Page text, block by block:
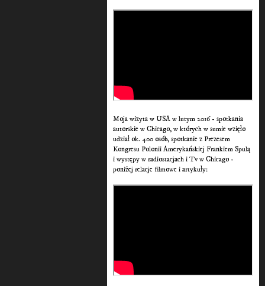
Moja wizyta w USA w lutym 2016 - spotkania
autorskie w Chicago, w których w sumie wzięło
udział ok. 400 osób, spotkanie z Prezesem
Kongresu Polonii Amerykańskiej Frankiem Spulą
i występy w radiostacjach i Tv w Chicago -
poniżej relacje filmowe i artykuły: